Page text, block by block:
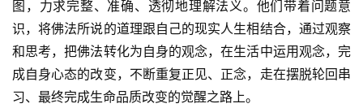
谈
心
乐
菩
图，力求完整、准确、透彻地理解法义。他们带着问题意
识，将佛法所说的道理跟自己的现实人生相结合，通过观察
和思考，把佛法转化为自身的观念，在生活中运用观念，完
成自身心态的改变，不断重复正见、正念，走在摆脱轮回串
习、最终完成生命品质改变的觉醒之路上。